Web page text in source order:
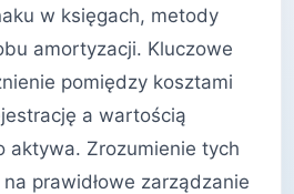
w księgach, metody
amortyzacji. Kluczowe
pomiędzy kosztami
a wartością
aktywa. Zrozumienie tych
prawidłowe zarządzanie